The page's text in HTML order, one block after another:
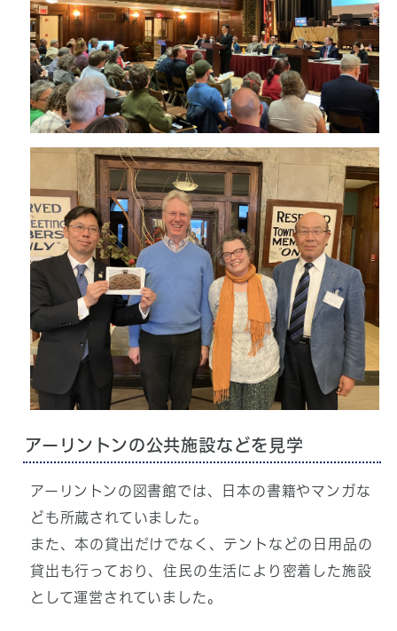
アーリントンの公共施設などを見学
アーリントンの図書館では、日本の書籍やマンガな
ども所蔵されていました。
また、本の貸出だけでなく、テントなどの日用品の
貸出も行っており、住民の生活により密着した施設
として運営されていました。